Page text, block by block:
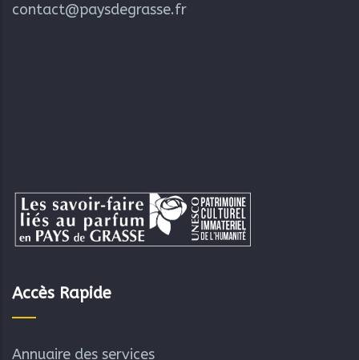
contact@paysdegrasse.fr
Accès Rapide
Annuaire des services